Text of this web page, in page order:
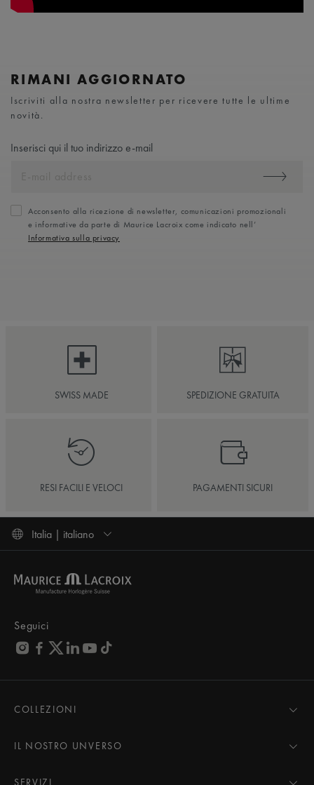
RIMANI AGGIORNATO
Iscriviti alla nostra newsletter per ricevere tutte le ultime
novità.
Inserisci qui il tuo indirizzo e-mail
Acconsento alla ricezione di newsletter, comunicazioni promozionali
e informative da parte di Maurice Lacroix come indicato nell’
Informativa sulla privacy
SWISS MADE SPEDIZIONE GRATUITA
RESI FACILI E VELOCI PAGAMENTI SICURI
Italia | italiano
Seguici
COLLEZIONI
AIKON
PONTOS
IL NOSTRO UNVERSO
Area stampa
SERVIZI